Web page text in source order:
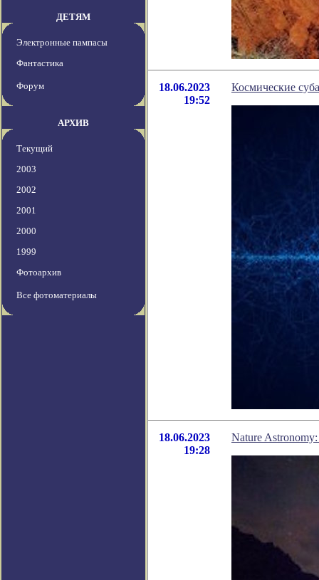
ДЕТЯМ
Электронные пампасы
Фантастика
Форум
АРХИВ
Текущий
2003
2002
2001
2000
1999
Фотоархив
Все фотоматериалы
18.06.2023
19:52
Космические
18.06.2023
19:28
Nature